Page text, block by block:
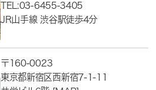
TEL:03-6455-3405
JR山手線 渋谷駅徒歩4分
〒160-0023
東京都新宿区西新宿7-1-11